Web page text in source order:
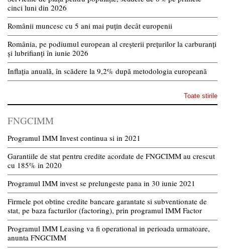
cinci luni din 2026
Românii muncesc cu 5 ani mai puțin decât europenii
România, pe podiumul european al creșterii prețurilor la carburanți
și lubrifianți în iunie 2026
Inflația anuală, în scădere la 9,2% după metodologia europeană
Toate stirile
FNGCIMM
Programul IMM Invest continua si in 2021
Garantiile de stat pentru credite acordate de FNGCIMM au crescut
cu 185% in 2020
Programul IMM invest se prelungeste pana in 30 iunie 2021
Firmele pot obtine credite bancare garantate si subventionate de
stat, pe baza facturilor (factoring), prin programul IMM Factor
Programul IMM Leasing va fi operational in perioada urmatoare,
anunta FNGCIMM